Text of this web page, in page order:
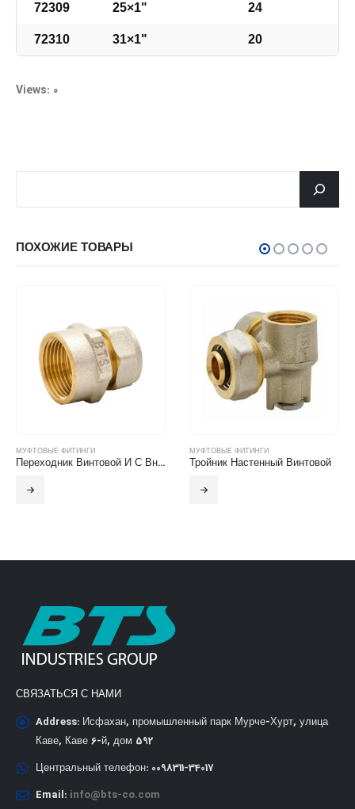
72309 25×1" 24
72310 31×1" 20
Views: 0
ПОХОЖИЕ ТОВАРЫ
МУФТОВЫЕ ФИТИНГИ
Переходник Винтовой И С Внутренней Резьбой
МУФТОВЫЕ ФИТИНГИ
Тройник Настенный Винтовой
СВЯЗАТЬСЯ С НАМИ
Address: Исфахан, промышленный парк Мурче-Хурт, улица
Каве, Каве 6-й, дом 592
Центральный телефон: 0098311-34017
Email: info@bts-co.com